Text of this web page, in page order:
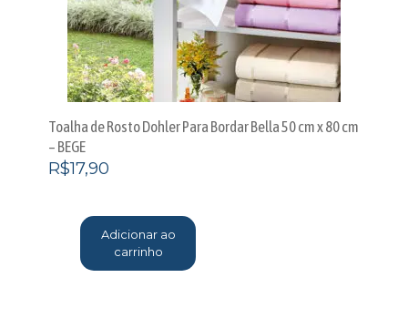
Toalha de Rosto Dohler Para Bordar Bella 50 cm x 80 cm
– BEGE
R$17,90
Adicionar ao
carrinho